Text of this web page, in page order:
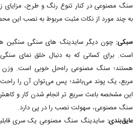
سنگ مصنوعی در کنار تنوع رنگ و طرح، مزایای
به چند مورد از نکات مثبت مربوط به نصب این
سبکی: چون دیگر سایدینگ های سنگی سنگین
است. برای کسانی که به دنبال خلق نمای
هستند؛ سنگ مصنوعی راه‌حل خوبی است. وزن
مربع، یک پوند می‌باشد؛ پس می‌توان آن را
این مشخصه باعث سریع تر انجام شدن کار و
سنگ مصنوعی، سهولت نصب را در پی دارد.
عایق‌بندی: سایدینگ سنگ مصنوعی یک سری